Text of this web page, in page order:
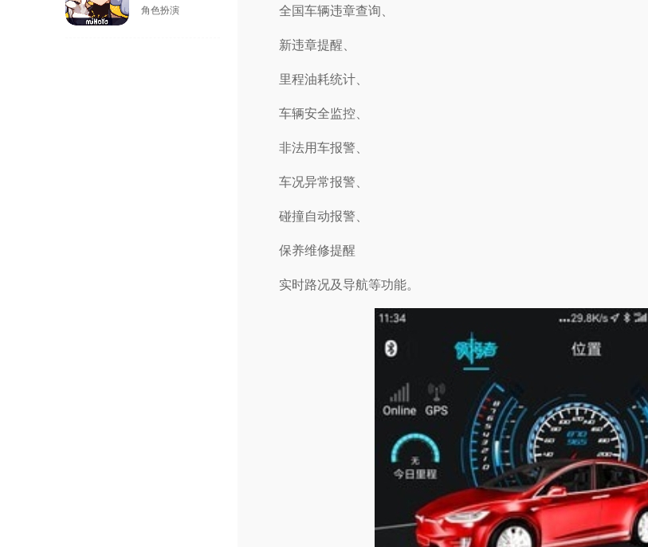
角色扮演
全国车辆违章查询、
新违章提醒、
里程油耗统计、
车辆安全监控、
非法用车报警、
车况异常报警、
碰撞自动报警、
保养维修提醒
实时路况及导航等功能。